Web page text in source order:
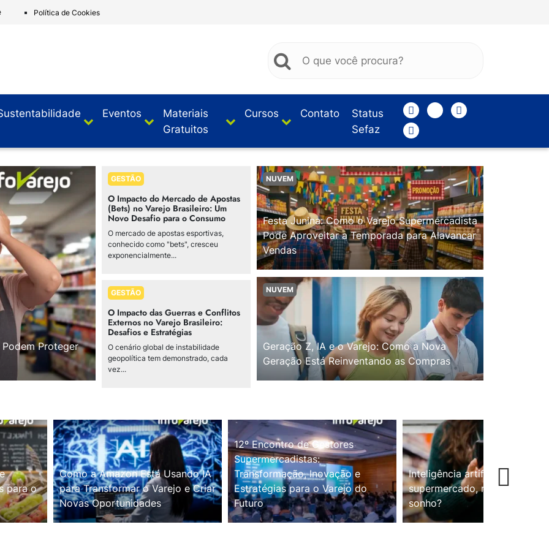
Política de Cookies
Eventos
Materiais
Gratuitos
Cursos Contato
Status
Sefaz
Proteger
GESTÃO
O Impacto do Mercado de Apostas
(Bets) no Varejo Brasileiro: Um
Novo Desafio para o Consumo
O mercado de apostas esportivas,
conhecido como "bets", cresceu
exponencialmente...
GESTÃO
O Impacto das Guerras e Conflitos
Externos no Varejo Brasileiro:
Desafios e Estratégias
O cenário global de instabilidade
geopolítica tem demonstrado, cada
vez...
NUVEM
Festa Junina: Como o Varejo Supermercadista
Pode Aproveitar a Temporada para Alavancar
Vendas
NUVEM
Geração Z, IA e o Varejo: Como a Nova
Geração Está Reinventando as Compras
para o
Como a Amazon Está Usando IA
para Transformar o Varejo e Criar
Novas Oportunidades
12º Encontro de Gestores
Supermercadistas:
Transformação, Inovação e
Estratégias para o Varejo do
Futuro
Inteligência artificial no
supermercado, realidade ou
sonho?